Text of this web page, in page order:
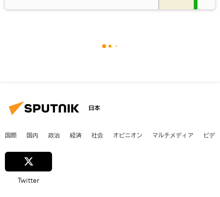
日本
国際 国内 政治 経済 社会 オピニオン マルチメディア ビデ
Twitter